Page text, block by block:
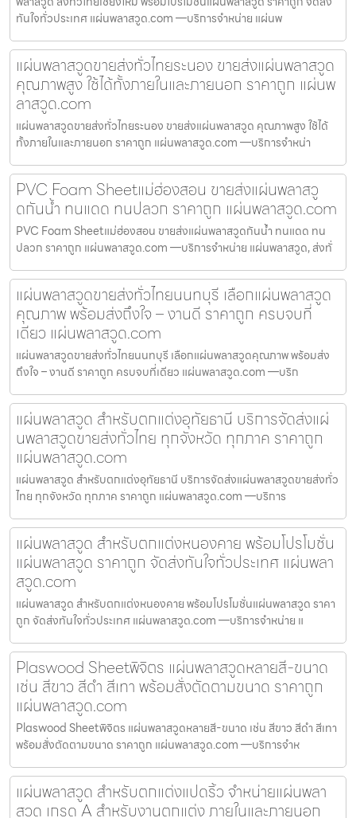
ทันใจทั่วประเทศ แผ่นพลาสวูด.com —บริการจำหน่าย แผ่นพ
แผ่นพลาสวูดขายส่งทั่วไทยระนอง ขายส่งแผ่นพลาสวูด
คุณภาพสูง ใช้ได้ทั้งภายในและภายนอก ราคาถูก แผ่นพ
ลาสวูด.com
แผ่นพลาสวูดขายส่งทั่วไทยระนอง ขายส่งแผ่นพลาสวูด คุณภาพสูง ใช้ได้
ทั้งภายในและภายนอก ราคาถูก แผ่นพลาสวูด.com —บริการจำหน่า
PVC Foam Sheetแม่ฮ่องสอน ขายส่งแผ่นพลาสวู
ดกันน้ำ ทนแดด ทนปลวก ราคาถูก แผ่นพลาสวูด.com
PVC Foam Sheetแม่ฮ่องสอน ขายส่งแผ่นพลาสวูดกันน้ำ ทนแดด ทน
ปลวก ราคาถูก แผ่นพลาสวูด.com —บริการจำหน่าย แผ่นพลาสวูด, ส่งทั่
แผ่นพลาสวูดขายส่งทั่วไทยนนทบุรี เลือกแผ่นพลาสวูด
คุณภาพ พร้อมส่งถึงใจ – งานดี ราคาถูก ครบจบที่
เดียว แผ่นพลาสวูด.com
แผ่นพลาสวูดขายส่งทั่วไทยนนทบุรี เลือกแผ่นพลาสวูดคุณภาพ พร้อมส่ง
ถึงใจ – งานดี ราคาถูก ครบจบที่เดียว แผ่นพลาสวูด.com —บริก
แผ่นพลาสวูด สำหรับตกแต่งอุทัยธานี บริการจัดส่งแผ่
นพลาสวูดขายส่งทั่วไทย ทุกจังหวัด ทุกภาค ราคาถูก
แผ่นพลาสวูด.com
แผ่นพลาสวูด สำหรับตกแต่งอุทัยธานี บริการจัดส่งแผ่นพลาสวูดขายส่งทั่ว
ไทย ทุกจังหวัด ทุกภาค ราคาถูก แผ่นพลาสวูด.com —บริการ
แผ่นพลาสวูด สำหรับตกแต่งหนองคาย พร้อมโปรโมชั่น
แผ่นพลาสวูด ราคาถูก จัดส่งทันใจทั่วประเทศ แผ่นพลา
สวูด.com
แผ่นพลาสวูด สำหรับตกแต่งหนองคาย พร้อมโปรโมชั่นแผ่นพลาสวูด ราคา
ถูก จัดส่งทันใจทั่วประเทศ แผ่นพลาสวูด.com —บริการจำหน่าย แ
Plaswood Sheetพิจิตร แผ่นพลาสวูดหลายสี-ขนาด
เช่น สีขาว สีดำ สีเทา พร้อมสั่งตัดตามขนาด ราคาถูก
แผ่นพลาสวูด.com
Plaswood Sheetพิจิตร แผ่นพลาสวูดหลายสี-ขนาด เช่น สีขาว สีดำ สีเทา
พร้อมสั่งตัดตามขนาด ราคาถูก แผ่นพลาสวูด.com —บริการจำห
แผ่นพลาสวูด สำหรับตกแต่งแปดริ้ว จำหน่ายแผ่นพลา
สวูด เกรด A สำหรับงานตกแต่ง ภายในและภายนอก